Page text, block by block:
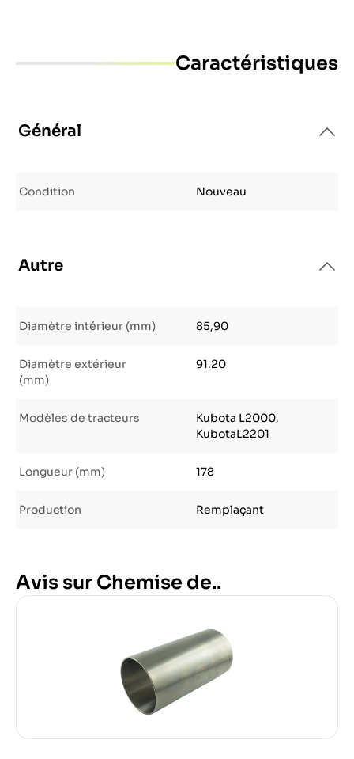
Caractéristiques
Général
Condition Nouveau
Autre
Diamètre intérieur (mm) 85,90
Diamètre extérieur
(mm)
91.20
Modèles de tracteurs
Kubota L2000,
KubotaL2201
Longueur (mm) 178
Production Remplaçant
Avis sur Chemise de..